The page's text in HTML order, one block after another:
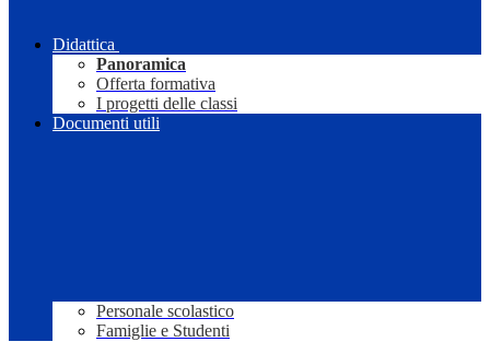
Didattica
Panoramica
Offerta formativa
I progetti delle classi
Documenti utili
Personale scolastico
Famiglie e Studenti